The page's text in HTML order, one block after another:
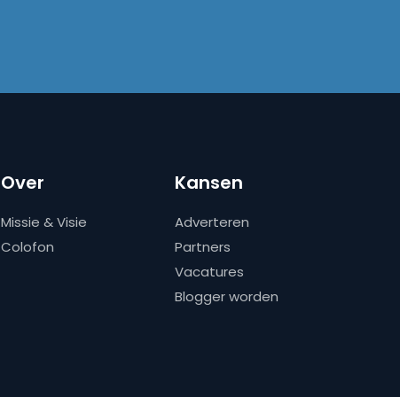
Over
Missie & Visie
Colofon
Kansen
Adverteren
Partners
Vacatures
Blogger worden